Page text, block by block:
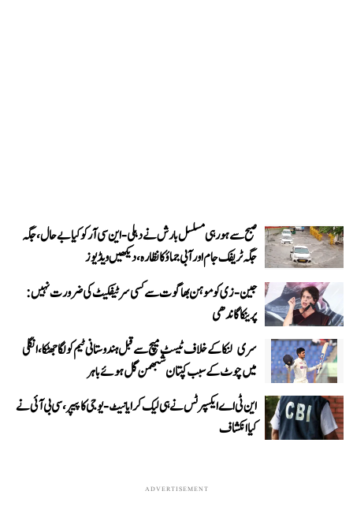
صبح سے ہو رہی مسلسل بارش نے دہلی-این سی آر کو کیا بے حال، جگہ
جگہ ٹریفک جام اور آبی جماؤ کا نظارہ، دیکھیں ویڈیوز
جین-زی کو موہن بھاگوت سے کسی سرٹیفکیٹ کی ضرورت نہیں:
پرینکا گاندھی
سری لنکا کے خلاف ٹیسٹ میچ سے قبل ہندوستانی ٹیم کو لگا جھٹکا، انگلی
میں چوٹ کے سبب کپتان شبھمن گل ہوئے باہر
این ٹی اے ایکسپرٹس نے ہی لیک کرایا نیٹ-یوجی کا پیپر، سی بی آئی نے
کیا انکشاف
ADVERTISEMENT